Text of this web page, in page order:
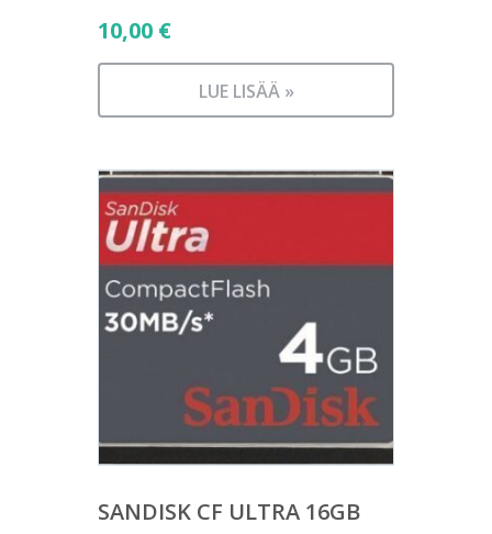
10,00 €
LUE LISÄÄ »
SANDISK CF ULTRA 16GB